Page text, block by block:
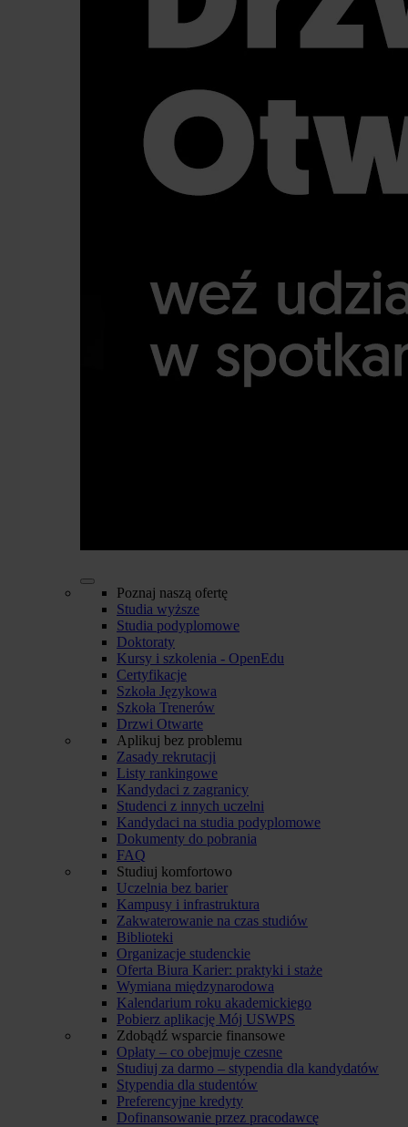
Poznaj naszą ofertę
Studia wyższe
Studia podyplomowe
Doktoraty
Kursy i szkolenia - OpenEdu
Certyfikacje
Szkoła Językowa
Szkoła Trenerów
Drzwi Otwarte
Aplikuj bez problemu
Zasady rekrutacji
Listy rankingowe
Kandydaci z zagranicy
Studenci z innych uczelni
Kandydaci na studia podyplomowe
Dokumenty do pobrania
FAQ
Studiuj komfortowo
Uczelnia bez barier
Kampusy i infrastruktura
Zakwaterowanie na czas studiów
Biblioteki
Organizacje studenckie
Oferta Biura Karier: praktyki i staże
Wymiana międzynarodowa
Kalendarium roku akademickiego
Pobierz aplikację Mój USWPS
Zdobądź wsparcie finansowe
Opłaty – co obejmuje czesne
Studiuj za darmo – stypendia dla kandydatów
Stypendia dla studentów
Preferencyjne kredyty
Dofinansowanie przez pracodawcę